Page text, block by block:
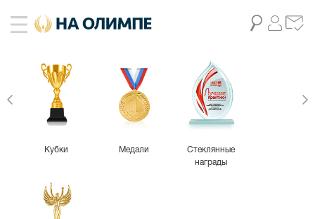
Кубки Медали
Стеклянные
награды